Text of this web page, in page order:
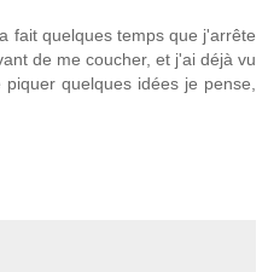
fait quelques temps que j'arrête
de me coucher, et j'ai déjà vu
quelques idées je pense,